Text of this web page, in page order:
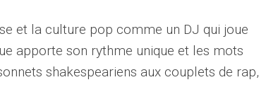
et la culture pop comme un DJ qui joue
apporte son rythme unique et les mots
shakespeariens aux couplets de rap,